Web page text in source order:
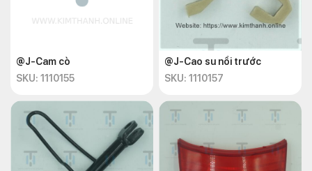
@J-Cam cò
SKU: 1110155
@J-Cao su nồi trước
SKU: 1110157